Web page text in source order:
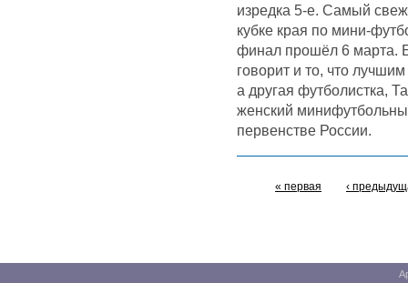
изредка 5-е. Самый
кубке края по мини-
финал прошёл 6 марта.
говорит и то, что
а другая футболистка,
женский
первенстве России.
« первая ‹